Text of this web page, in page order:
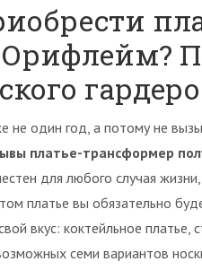
не один год, а потому не
платье-трансформер
для любого случая жизни,
платье вы обязательно
вкус: коктейльное платье,
семи вариантов